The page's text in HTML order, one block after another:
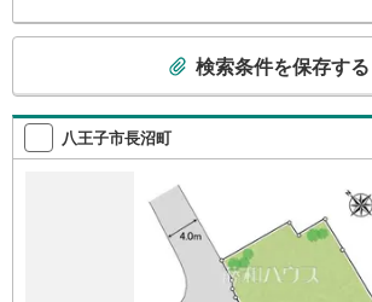
検
索
条
検索条件を保存する
八王子市長沼町